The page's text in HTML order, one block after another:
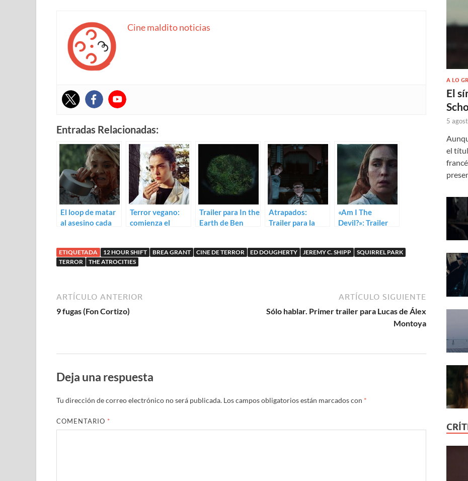
Cine maldito noticias
Entradas Relacionadas:
El loop de matar
al asesino cada
Terror vegano:
comienza el
Trailer para In the
Earth de Ben
Atrapados:
Trailer para la
Something
«Am I The
Devil?»: Trailer
ETIQUETADA 12 HOUR SHIFT BREA GRANT CINE DE TERROR ED DOUGHERTY JEREMY C. SHIPP
SQUIRREL PARK
TERROR
THE ATROCITIES
ARTÍCULO ANTERIOR
9 fugas (Fon Cortizo)
ARTÍCULO SIGUIENTE
Sólo hablar. Primer trailer para Lucas de Álex
Montoya
Deja una respuesta
Tu dirección de correo electrónico no será publicada. Los campos obligatorios están marcados con *
COMENTARIO *
A LO
El
5
el